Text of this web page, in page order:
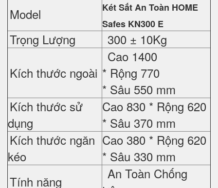
Model
Két Sắt An Toàn HOME
Safes KN300 E
Trọng Lượng
300 ± 10Kg
Kích thước ngoài
Cao 1400
* Rộng 770
* Sâu 550 mm
Kích thước sử
dụng
Cao 830 * Rộng 620
* Sâu 370 mm
Kích thước ngăn
kéo
Cao 380 * Rộng 620
* Sâu 330 mm
Tính năng
An Toàn Chống